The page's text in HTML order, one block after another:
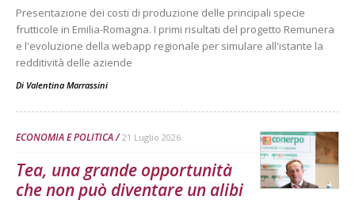
Presentazione dei costi di produzione delle principali specie
frutticole in Emilia-Romagna. I primi risultati del progetto Remunera
e l'evoluzione della webapp regionale per simulare all'istante la
redditività delle aziende
Di Valentina Marrassini
ECONOMIA E POLITICA 21 Luglio 2026
Tea, una grande opportunità
che non può diventare un alibi